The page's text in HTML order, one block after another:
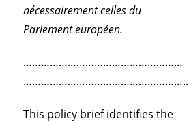
nécessairement celles du
Parlement européen.
………………………………………………
………………………………………………..
This policy briefidentifies the